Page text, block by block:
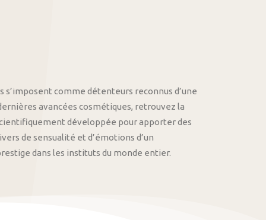
s’imposent comme détenteurs reconnus d’une
avancées cosmétiques, retrouvez la
développée pour apporter des
de sensualité et d’émotions d’un
dans les instituts du monde entier.